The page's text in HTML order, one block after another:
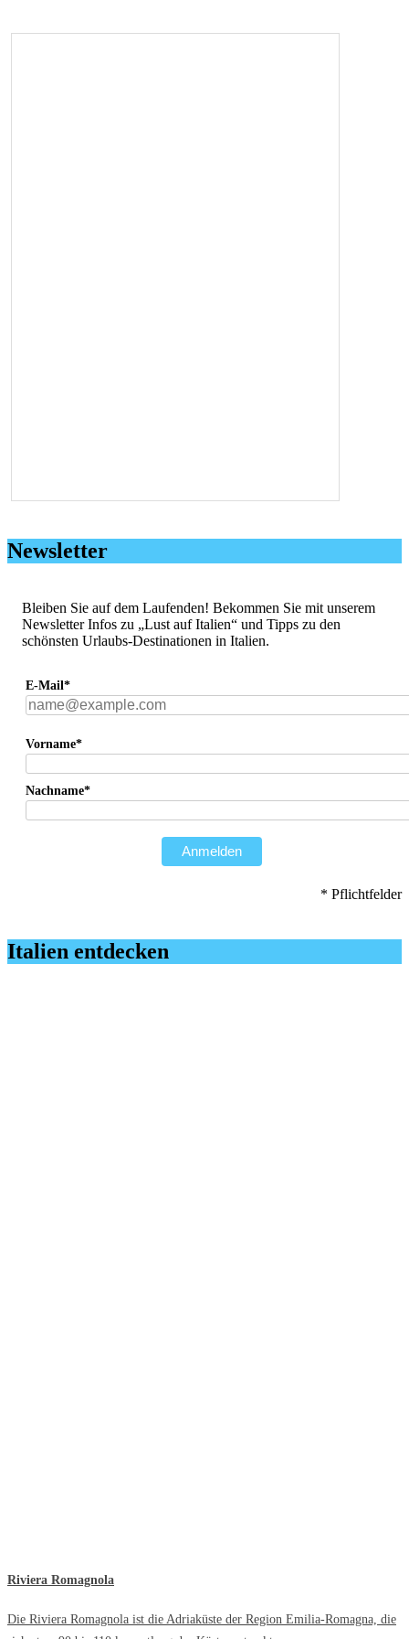
Newsletter
Bleiben Sie auf dem Laufenden! Bekommen Sie mit unserem
Newsletter Infos zu „Lust auf Italien“ und Tipps zu den
schönsten Urlaubs-Destinationen in Italien.
E-Mail*
Vorname*
Nachname*
Anmelden
* Pflichtfelder
Italien entdecken
Riviera Romagnola
Die Riviera Romagnola ist die Adriaküste der Region Emilia-Romagna, die